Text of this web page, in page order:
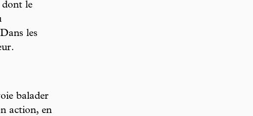
dont le
les
balader
action, en